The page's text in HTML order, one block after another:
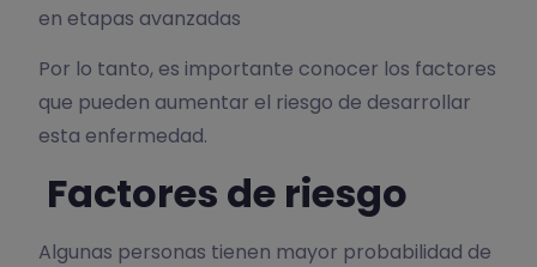
en etapas avanzadas
Por lo tanto, es importante conocer los factores
que pueden aumentar el riesgo de desarrollar
esta enfermedad.
Factores de riesgo
Algunas personas tienen mayor probabilidad de